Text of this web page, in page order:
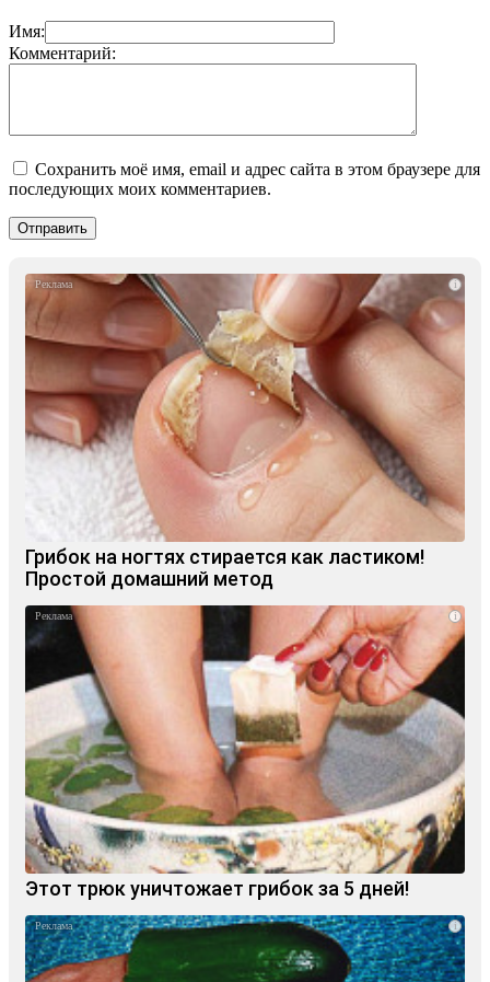
Имя:
Комментарий:
Сохранить моё имя, email и адрес сайта в этом браузере для
последующих моих комментариев.
i
Грибок на ногтях стирается как ластиком!
Простой домашний метод
i
Этот трюк уничтожает грибок за 5 дней!
i